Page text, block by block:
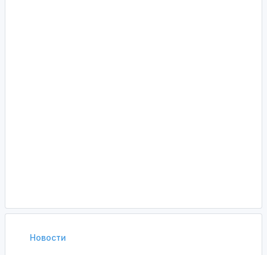
Новости